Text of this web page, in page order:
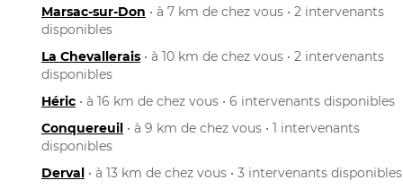
Marsac-sur-Don • à 7 km de chez vous • 2 intervenants
disponibles
La Chevallerais • à 10 km de chez vous • 2 intervenants
disponibles
Héric • à 16 km de chez vous • 6 intervenants disponibles
Conquereuil • à 9 km de chez vous • 1 intervenants
disponibles
Derval • à 13 km de chez vous • 3 intervenants disponibles